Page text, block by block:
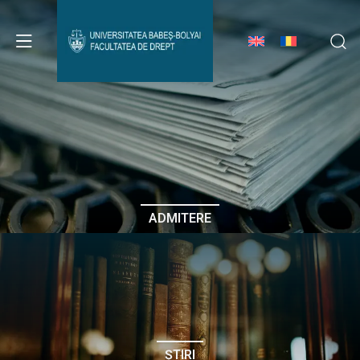
Avizier Studenți
Studii
Admitere
Erasmus & Internațional
Despre Facultate
ADMITERE
ȘTIRI